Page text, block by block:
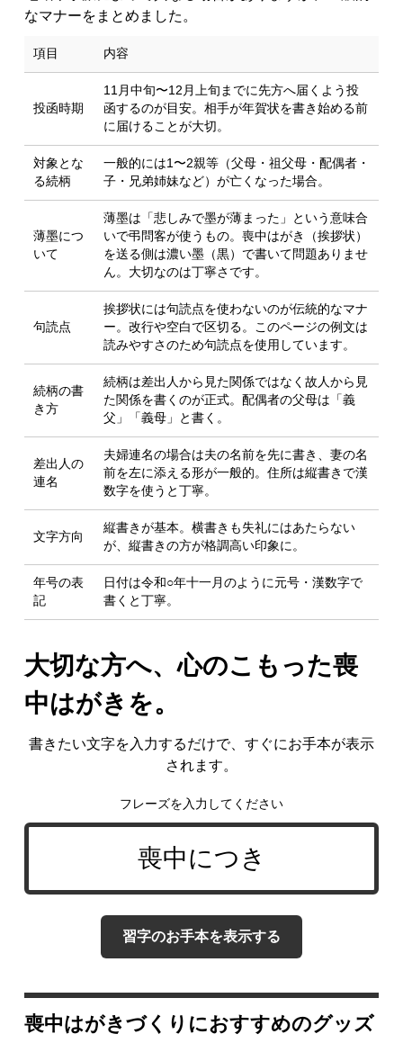
なマナーをまとめました。
項目 内容
投函時期
11月中旬〜12月上旬 までに先方へ届くよう投
函するのが目安。相手が年賀状を書き始める前
に届けることが大切。
対象とな
る続柄
一般的には1〜2親等（父母・祖父母・配偶者・
子・兄弟姉妹など）が亡くなった場合。
薄墨につ
いて
薄墨は「悲しみで墨が薄まった」という意味合
いで弔問客が使うもの。喪中はがき（挨拶状）
を送る側は濃い墨（黒）で書いて問題ありませ
ん。大切なのは丁寧さです。
句読点
挨拶状には句読点を使わないのが伝統的なマナ
ー。改行や空白で区切る。このページの例文は
読みやすさのため句読点を使用しています。
続柄の書
き方
続柄は差出人から見た関係ではなく 故人から見
た関係を書くのが正式。配偶者の父母は「義
父」「義母」と書く。
差出人の
連名
夫婦連名の場合は夫の名前を先に書き、妻の名
前を左に添える形が一般的。住所は縦書きで漢
数字を使うと丁寧。
文字方向
縦書き が基本。横書きも失礼にはあたらない
が、縦書きの方が格調高い印象に。
年号の表
記
日付は令和○年十一月 のように元号・漢数字で
書くと丁寧。
大切な方へ、心のこもった喪
中はがきを。
書きたい文字を入力するだけで、すぐにお手本が表示
されます。
フレーズを入力してください
習字のお手本を表示する
喪中はがきづくりにおすすめのグッズ